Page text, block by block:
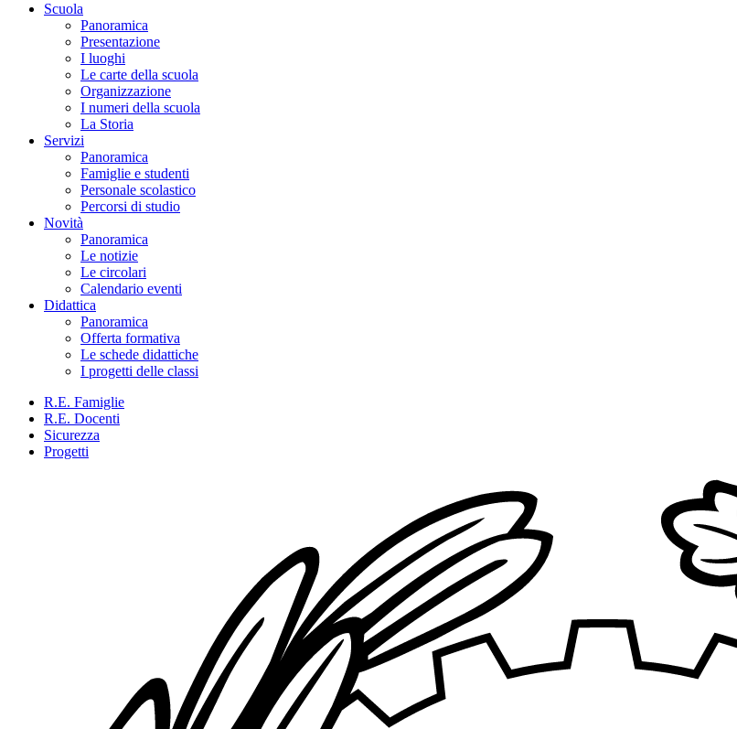
Scuola
Panoramica
Presentazione
I luoghi
Le carte della scuola
Organizzazione
I numeri della scuola
La Storia
Servizi
Panoramica
Famiglie e studenti
Personale scolastico
Percorsi di studio
Novità
Panoramica
Le notizie
Le circolari
Calendario eventi
Didattica
Panoramica
Offerta formativa
Le schede didattiche
I progetti delle classi
R.E. Famiglie
R.E. Docenti
Sicurezza
Progetti